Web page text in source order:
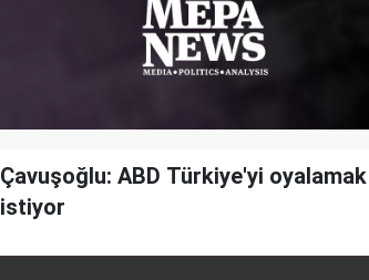
Çavuşoğlu: ABD Türkiye'yi oyalamak
istiyor